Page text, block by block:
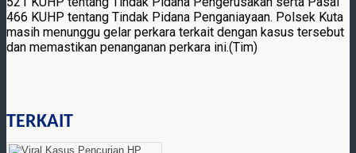
466 KUHP tentang Tindak Pidana Penganiayaan. Polsek Kuta
masih menunggu gelar perkara terkait dengan kasus tersebut
dan memastikan penanganan perkara ini.(Tim)
TERKAIT